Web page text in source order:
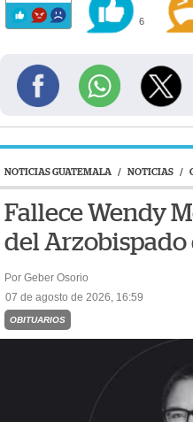
6
NOTICIAS GUATEMALA / NOTICIAS /
Fallece Wendy
del Arzobispado
Por Geber Osorio
07 de agosto de 2026, 16:59
OBITUARIOS